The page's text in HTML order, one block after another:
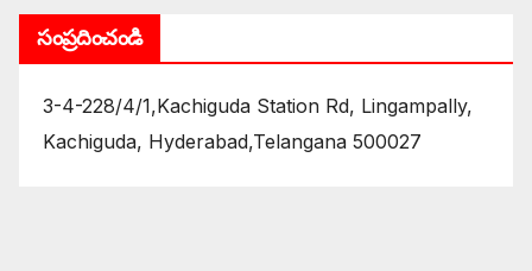
సంప్రదించండి
3-4-228/4/1,Kachiguda Station Rd, Lingampally,
Kachiguda, Hyderabad,Telangana 500027